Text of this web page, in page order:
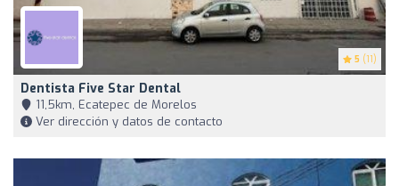
5 (11)
Dentista Five Star Dental
11,5km, Ecatepec de Morelos
Ver dirección y datos de contacto